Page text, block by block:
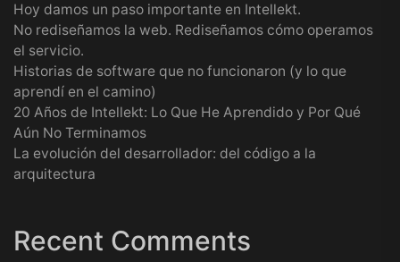
Hoy damos un paso importante en Intellekt.
No rediseñamos la web. Rediseñamos cómo operamos
el servicio.
Historias de software que no funcionaron (y lo que
aprendí en el camino)
20 Años de Intellekt: Lo Que He Aprendido y Por Qué
Aún No Terminamos
La evolución del desarrollador: del código a la
arquitectura
Recent Comments